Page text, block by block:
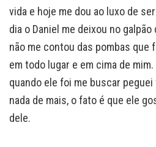
vida e hoje me dou ao luxo de
dia o Daniel me deixou no galpão
não me contou das pombas que
em todo lugar e em cima de
quando ele foi me buscar
nada de mais, o fato é que ele
dele.